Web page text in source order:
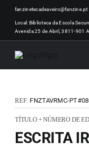
Skip
content
fanzinetecadeaveiro@fanzine.pt
Local: Biblioteca da Escola
Avenida 25 de Abril, 3811-901
REF: FNZTAVRMC-
TÍTULO + NÚMERO DE
ESCRITA